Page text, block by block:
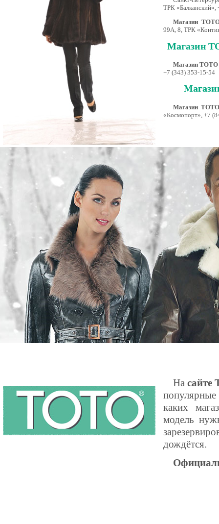
ТРК «Балканский»,
Магазин ТОТО
99А, 8, ТРК
Магазин
Магазин ТОТО
+7 (343) 353-15-54
Магазин
«Космопорт», +7
На
каких
модель
дождётся.